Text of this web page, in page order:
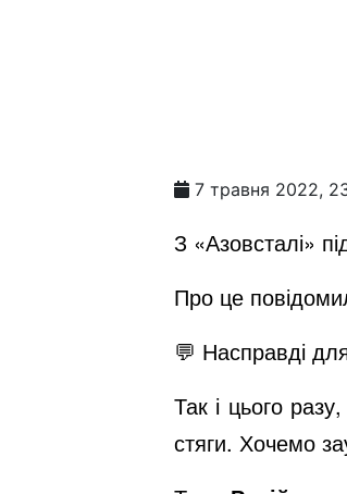
7 травня 2022,
З «Азовсталі»
Про це
💬 Насправді
Так і цього
стяги. Хочемо